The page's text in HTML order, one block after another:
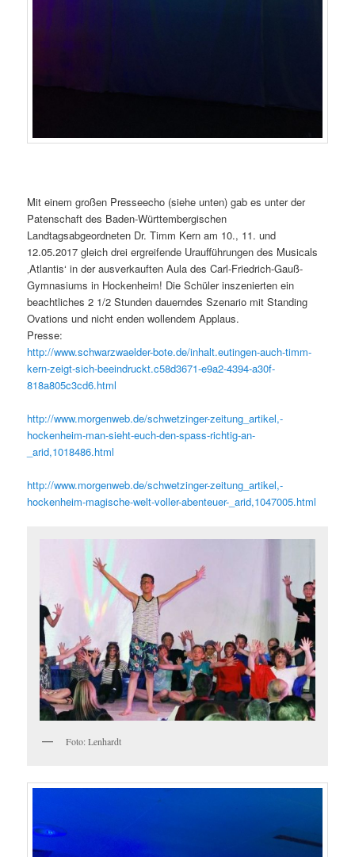
Mit einem großen Presseecho (siehe unten) gab es unter der
Patenschaft des Baden-Württembergischen
Landtagsabgeordneten Dr. Timm Kern am 10., 11. und
12.05.2017 gleich drei ergreifende Uraufführungen des Musicals
‚Atlantis‘ in der ausverkauften Aula des Carl-Friedrich-Gauß-
Gymnasiums in Hockenheim! Die Schüler inszenierten ein
beachtliches 2 1/2 Stunden dauerndes Szenario mit Standing
Ovations und nicht enden wollendem Applaus.
Presse:
http://www.schwarzwaelder-bote.de/inhalt.eutingen-auch-timm-
kern-zeigt-sich-beeindruckt.c58d3671-e9a2-4394-a30f-
818a805c3cd6.html
http://www.morgenweb.de/schwetzinger-zeitung_artikel,-
hockenheim-man-sieht-euch-den-spass-richtig-an-
_arid,1018486.html
http://www.morgenweb.de/schwetzinger-zeitung_artikel,-
hockenheim-magische-welt-voller-abenteuer-_arid,1047005.html
Foto: Lenhardt